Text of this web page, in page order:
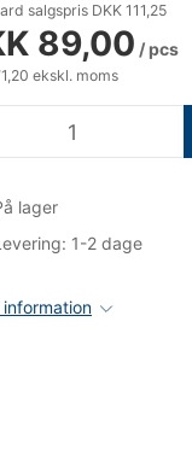
salgspris DKK 111,25
89,00 / pcs
ekskl. moms
lager
1-2 dage
information